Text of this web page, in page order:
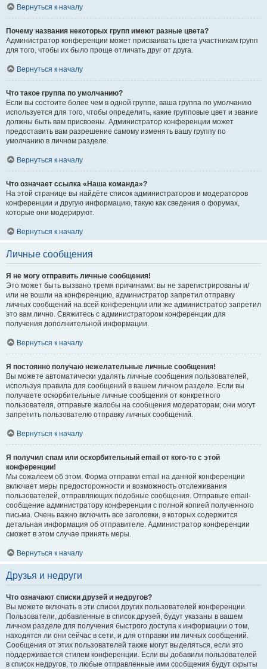
Вернуться к началу
Почему названия некоторых групп имеют разные цвета?
Администратор конференции может присваивать цвета участникам групп
для того, чтобы их было проще отличать друг от друга.
Вернуться к началу
Что такое группа по умолчанию?
Если вы состоите более чем в одной группе, ваша группа по умолчанию
используется для того, чтобы определить, какие групповые цвет и звание
должны быть вам присвоены. Администратор конференции может
предоставить вам разрешение самому изменять вашу группу по
умолчанию в личном разделе.
Вернуться к началу
Что означает ссылка «Наша команда»?
На этой странице вы найдёте список администраторов и модераторов
конференции и другую информацию, такую как сведения о форумах,
которые они модерируют.
Вернуться к началу
Личные сообщения
Я не могу отправить личные сообщения!
Это может быть вызвано тремя причинами: вы не зарегистрированы и/
или не вошли на конференцию, администратор запретил отправку
личных сообщений на всей конференции или же администратор запретил
это вам лично. Свяжитесь с администратором конференции для
получения дополнительной информации.
Вернуться к началу
Я постоянно получаю нежелательные личные сообщения!
Вы можете автоматически удалять личные сообщения пользователей,
используя правила для сообщений в вашем личном разделе. Если вы
получаете оскорбительные личные сообщения от конкретного
пользователя, отправьте жалобы на сообщения модераторам; они могут
запретить пользователю отправку личных сообщений.
Вернуться к началу
Я получил спам или оскорбительный email от кого-то с этой
конференции!
Мы сожалеем об этом. Форма отправки email на данной конференции
включает меры предосторожности и возможность отслеживания
пользователей, отправляющих подобные сообщения. Отправьте email-
сообщение администратору конференции с полной копией полученного
письма. Очень важно включить все заголовки, в которых содержится
детальная информация об отправителе. Администратор конференции
сможет в этом случае принять меры.
Вернуться к началу
Друзья и недруги
Что означают списки друзей и недругов?
Вы можете включать в эти списки других пользователей конференции.
Пользователи, добавленные в список друзей, будут указаны в вашем
личном разделе для получения быстрого доступа к информации о том,
находятся ли они сейчас в сети, и для отправки им личных сообщений.
Сообщения от этих пользователей также могут выделяться, если это
поддерживается стилем конференции. Если вы добавили пользователей
в список недругов, то любые отправленные ими сообщения будут скрыты